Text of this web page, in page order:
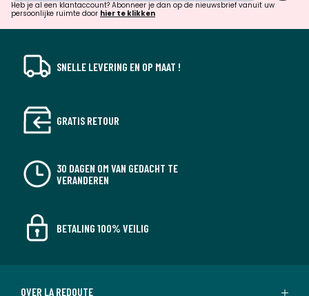
verrassingen?
Heb je al een klantaccount? Abonneer je dan op de nieuwsbrief vanuit uw
persoonlijke ruimte door hier te klikken
SNELLE LEVERING EN OP MAAT !
GRATIS RETOUR
30 DAGEN OM VAN GEDACHT TE
VERANDEREN
BETALING 100% VEILIG
OVER LA REDOUTE